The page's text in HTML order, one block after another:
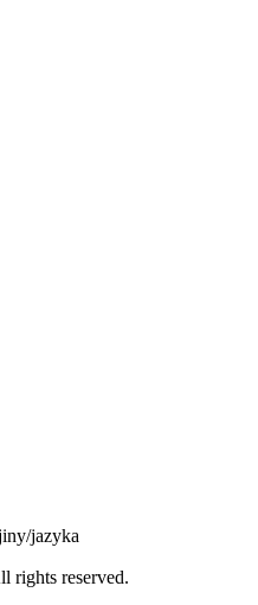
jazyka
rights reserved.